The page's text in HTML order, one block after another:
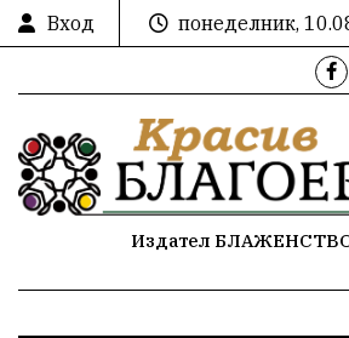
Вход
понеделник,
Издател